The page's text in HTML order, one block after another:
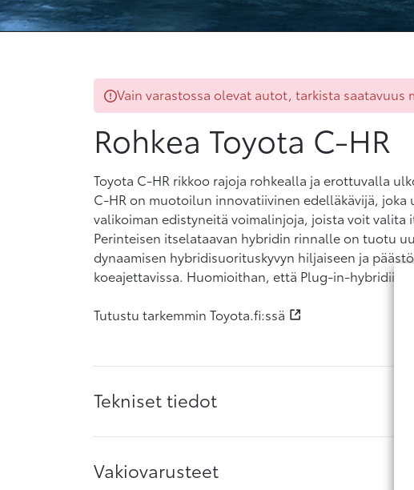
Vain varastossa olevat autot, tarkista saatavuus
Rohkea Toyota C-HR
Toyota C-HR rikkoo rajoja rohkealla ja erottuvalla
C-HR on muotoilun innovatiivinen edelläkävijä,
valikoiman edistyneitä voimalinjoja, joista voit valita
Perinteisen itselataavan hybridin rinnalle on tuotu
dynaamisen hybridisuorituskyvyn hiljaiseen ja
koeajettavissa. Huomioithan, että Plug-in-hybridiin
Tutustu tarkemmin Toyota.fi:ssä
Tekniset tiedot
Vakiovarusteet